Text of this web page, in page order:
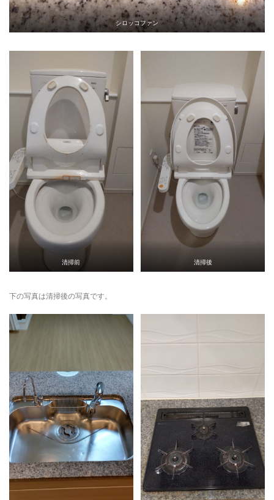
シロッコファン
清掃前 清掃後
下の写真は清掃後の写真です。